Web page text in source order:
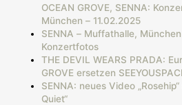
OCEAN GROVE, SENNA:
München – 11.02.2025
SENNA – Muffathalle,
Konzertfotos
THE DEVIL WEARS PRADA:
GROVE ersetzen
SENNA: neues Video
Quiet“